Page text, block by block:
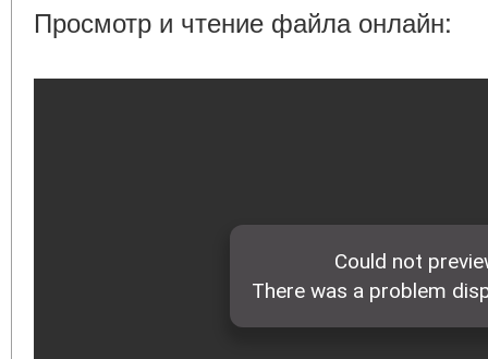
Просмотр и чтение файла онлайн: